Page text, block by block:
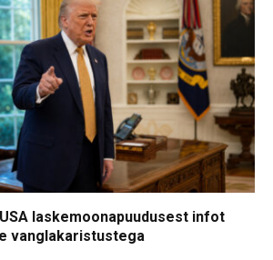
laskemoonapuudusest infot
vanglakaristustega